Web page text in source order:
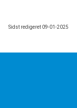
Sidst redigeret 09-01-2025